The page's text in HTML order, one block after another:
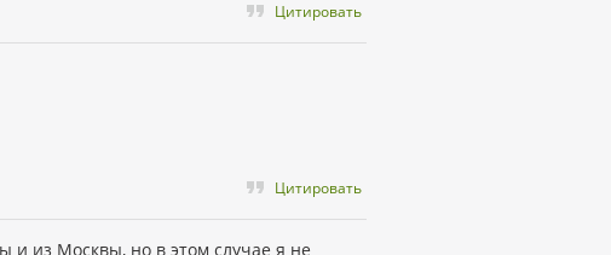
Цитировать
Цитировать
и из Москвы, но в этом случае я не